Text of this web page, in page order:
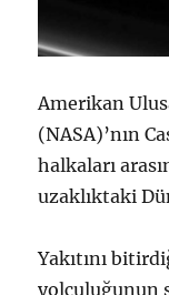
Amerikan
(NASA)’nın
halkaları
uzaklıktaki
Yakıtını
yolculuğunun